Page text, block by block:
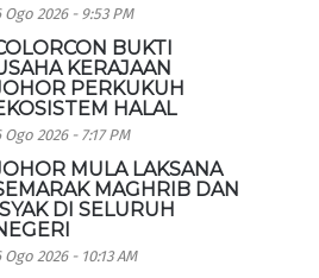
Ogo 2026 - 9:53 PM
BUKTI
KERAJAAN
PERKUKUH
HALAL
Ogo 2026 - 7:17 PM
MULA LAKSANA
MAGHRIB DAN
DI SELURUH
Ogo 2026 - 10:13 AM